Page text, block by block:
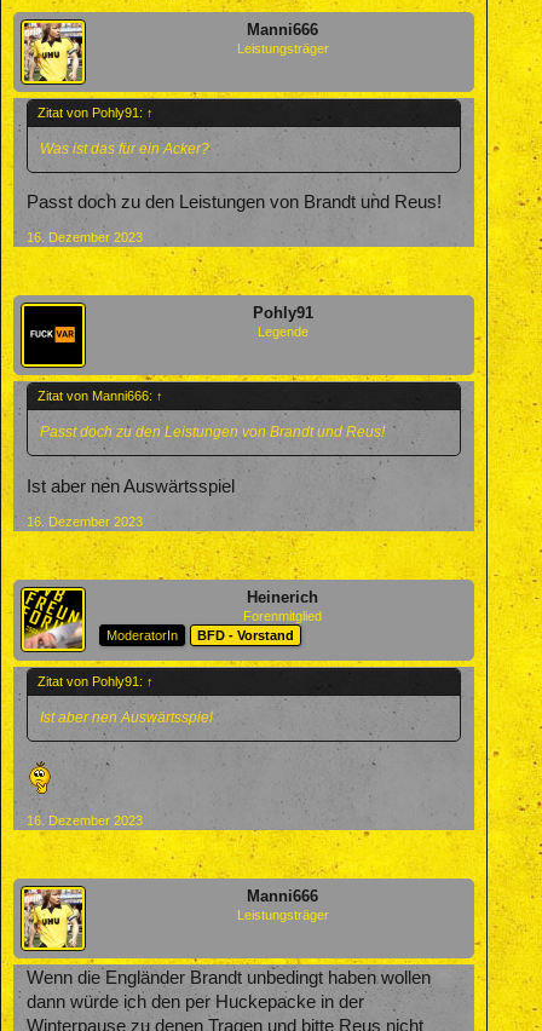
Manni666
Leistungsträger
Zitat von Pohly91: ↑
Was ist das für ein Acker?
Passt doch zu den Leistungen von Brandt und Reus!
16. Dezember 2023
Pohly91
Legende
Zitat von Manni666: ↑
Passt doch zu den Leistungen von Brandt und Reus!
Ist aber nen Auswärtsspiel
16. Dezember 2023
Heinerich
Forenmitglied
ModeratorIn
BFD - Vorstand
Zitat von Pohly91: ↑
Ist aber nen Auswärtsspiel
16. Dezember 2023
Manni666
Leistungsträger
Wenn die Engländer Brandt unbedingt haben wollen
dann würde ich den per Huckepacke in der
Winterpause zu denen Tragen und bitte Reus nicht